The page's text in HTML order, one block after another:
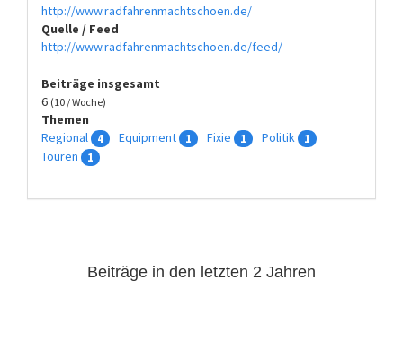
http://www.radfahrenmachtschoen.de/
Quelle / Feed
http://www.radfahrenmachtschoen.de/feed/
Beiträge insgesamt
6 (10 / Woche)
Themen
Regional
4 Equipment 1 Fixie 1 Politik 1
Touren 1
Beiträge in den letzten 2 Jahren